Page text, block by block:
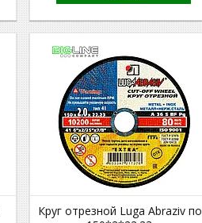
Круг отрезной Luga Abraziv по